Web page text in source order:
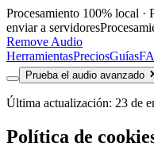
Procesamiento 100% local ·
enviar a servidores
Remove Audio
HerramientasPreciosGuías
Prueba el audio avanzado
Última actualización: 23 de
Política de